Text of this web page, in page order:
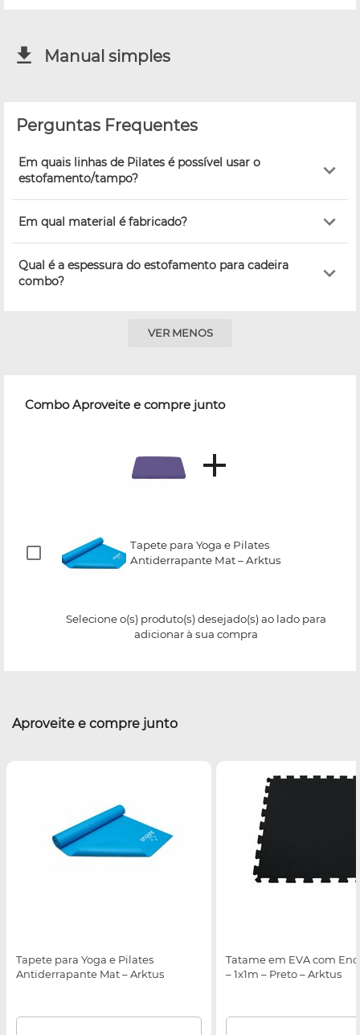
Manual simples
Perguntas Frequentes
Em quais linhas de Pilates é possível usar o
estofamento/tampo?
Em qual material é fabricado?
Qual é a espessura do estofamento para cadeira
combo?
VER MENOS
Combo Aproveite e compre junto
Tapete para Yoga e Pilates
Antiderrapante Mat – Arktus
Selecione o(s) produto(s) desejado(s) ao lado para
adicionar à sua compra
Aproveite e compre junto
Tapete para Yoga e Pilates
Antiderrapante Mat – Arktus
Tatame em EVA com
– 1x1m – Preto – Arktus